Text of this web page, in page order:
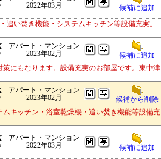
2022年03月
候補に追加
い焚き機能・システムキッチン等設備充実。
アパート・マンション
2023年02月
候補に追加
にもなります。設備充実のお部屋です。東中津
アパート・マンション
2023年02月
候補から削除
キッチン・浴室乾燥機・追い焚き機能等設備充
アパート・マンション
2022年03月
候補に追加